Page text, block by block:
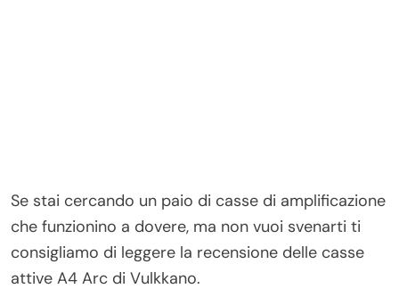
Se stai cercando un paio di casse di amplificazione
che funzionino a dovere, ma non vuoi svenarti ti
consigliamo di leggere la recensione delle casse
attive A4 Arc di Vulkkano.